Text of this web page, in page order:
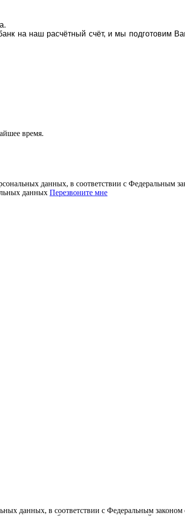
на наш расчётный счёт, и мы подготовим
время.
данных, в соответствии с Федеральным
данных Перезвоните мне
данных, в соответствии с Федеральным